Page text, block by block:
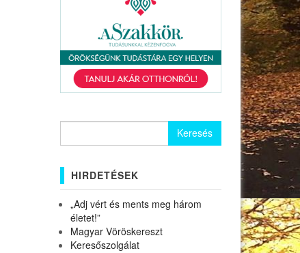
HIRDETÉSEK
„Adj vért és ments meg három
életet!”
Magyar Vöröskereszt
Keresőszolgálat